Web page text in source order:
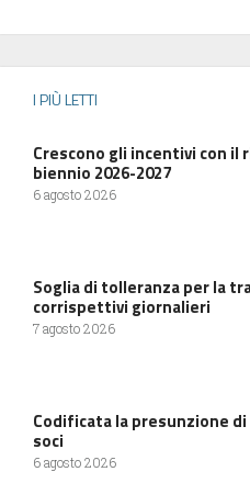
I PIÙ LETTI
Crescono gli incentivi con il
biennio 2026-2027
6 agosto 2026
Soglia di tolleranza per la
corrispettivi giornalieri
7 agosto 2026
Codificata la presunzione
soci
6 agosto 2026